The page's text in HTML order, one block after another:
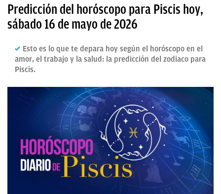
Predicción del horóscopo para Piscis hoy,
sábado 16 de mayo de 2026
Esto es lo que te depara hoy según el horóscopo en el
amor, el trabajo y la salud: la predicción del zodiaco para
Piscis.